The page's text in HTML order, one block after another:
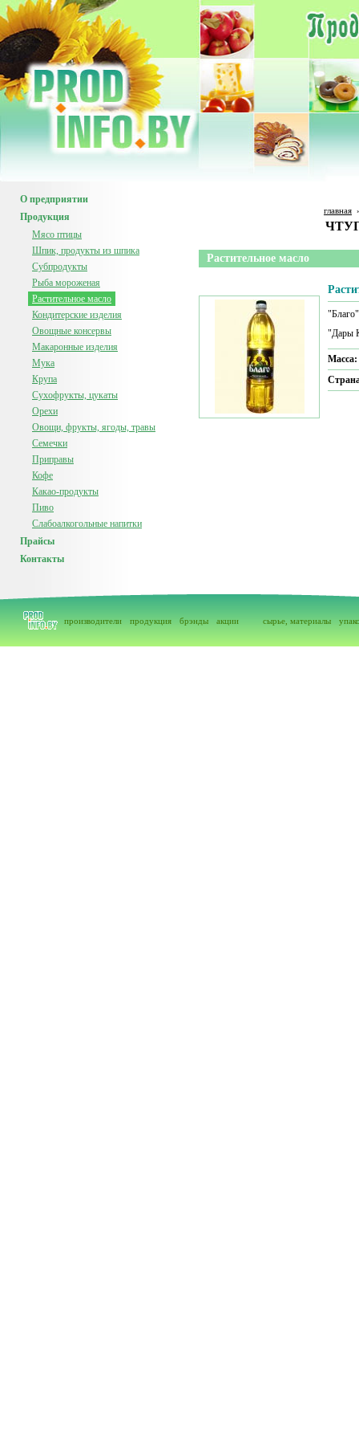
О предприятии
Продукция
Мясо птицы
Шпик, продукты из шпика
Субпродукты
Рыба мороженая
Растительное масло
Кондитерские изделия
Овощные консервы
Макаронные изделия
Мука
Крупа
Сухофрукты, цукаты
Орехи
Овощи, фрукты, ягоды, травы
Семечки
Приправы
Кофе
Какао-продукты
Пиво
Слабоалкогольные напитки
Прайсы
Контакты
главная
Растительное масло
"Дары
Масса:
производители продукция брэнды акции сырье, материалы